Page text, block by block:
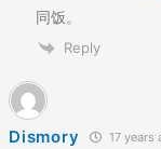
同饭。
Reply
Dismory 17 years